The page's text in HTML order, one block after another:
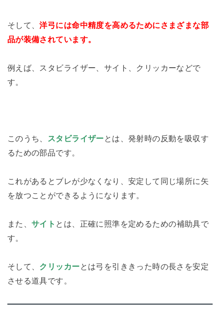
そして、洋弓には命中精度を高めるためにさまざまな部
品が装備されています。
例えば、スタビライザー、サイト、クリッカーなどで
す。
このうち、 スタビライザーとは、発射時の反動を吸収す
るための部品です。
これがあるとブレが少なくなり、安定して同じ場所に矢
を放つことができるようになります。
また、サイト とは、正確に照準を定めるための補助具で
す。
そして、 クリッカーとは弓を引ききった時の長さを安定
させる道具です。